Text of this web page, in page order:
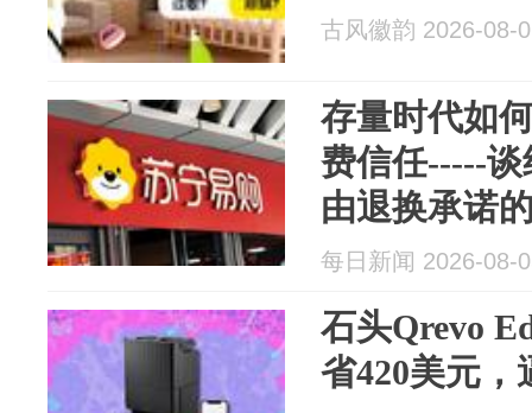
古风徽韵 2026-08-
存量时代如
费信任-----
由退换承诺
每日新闻 2026-08-
石头Qrevo
省420美元，